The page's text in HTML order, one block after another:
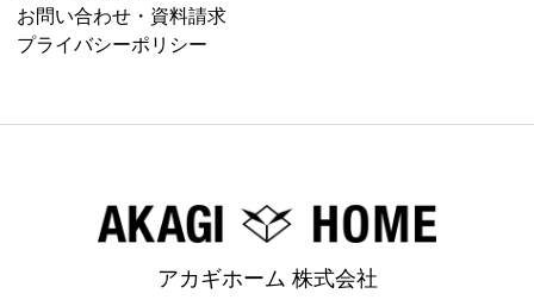
お問い合わせ・資料請求
プライバシーポリシー
アカギホーム 株式会社